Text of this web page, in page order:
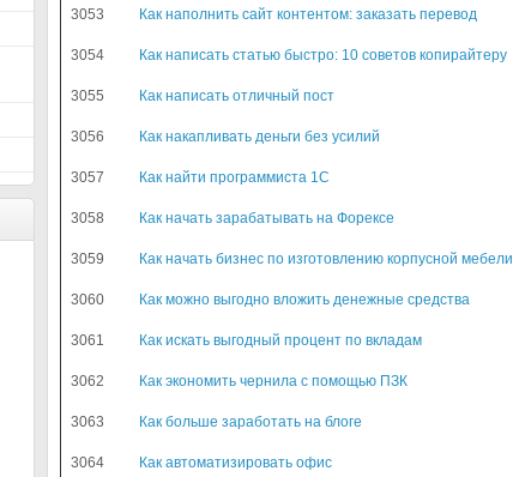
3053 Как наполнить сайт контентом: заказать перевод
3054 Как написать статью быстро: 10 советов копирайтеру
3055 Как написать отличный пост
3056 Как накапливать деньги без усилий
3057 Как найти программиста 1C
3058 Как начать зарабатывать на Форексе
3059 Как начать бизнес по изготовлению корпусной мебели
3060 Как можно выгодно вложить денежные средства
3061 Как искать выгодный процент по вкладам
3062 Как экономить чернила с помощью ПЗК
3063 Как больше заработать на блоге
3064 Как автоматизировать офис